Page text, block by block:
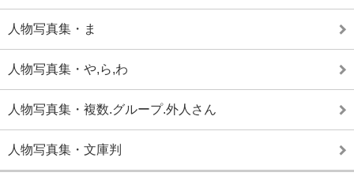
人物写真集・ま
人物写真集・や,ら,わ
人物写真集・複数.グループ.外人さん
人物写真集・文庫判